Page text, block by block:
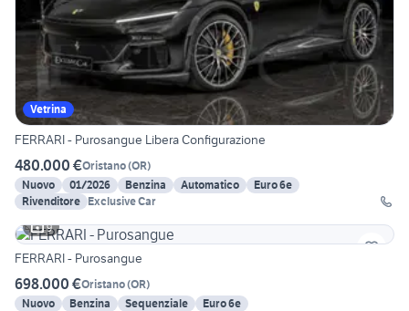
Vetrina
FERRARI - Purosangue Libera Configurazione
480.000 €Oristano(OR)
Nuovo
01/2026 Benzina Automatico
Euro 6e
Rivenditore Exclusive Car
9
FERRARI - Purosangue
698.000 €Oristano(OR)
Nuovo
Benzina Sequenziale Euro 6e